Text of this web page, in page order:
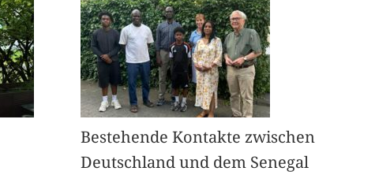
Bestehende Kontakte zwischen
Deutschland und dem Senegal